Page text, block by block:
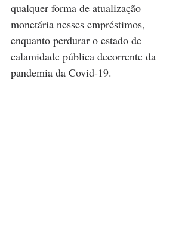
qualquer forma de atualização
monetária nesses empréstimos,
enquanto perdurar o estado de
calamidade pública decorrente da
pandemia da Covid-19.